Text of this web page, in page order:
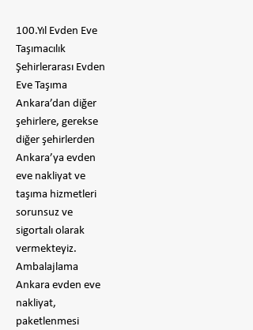
100.Yıl Evden Eve
Taşımacılık
Şehirlerarası Evden
Eve Taşıma
Ankara’dan diğer
şehirlere, gerekse
diğer şehirlerden
Ankara’ya evden
eve nakliyat ve
taşıma hizmetleri
sorunsuz ve
sigortalı olarak
vermekteyiz.
Ambalajlama
Ankara evden eve
nakliyat,
paketlenmesi